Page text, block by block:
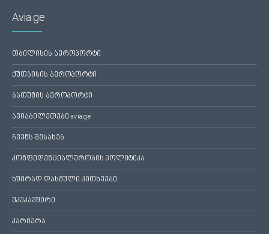
Avia.ge
თბილისის აეროპორტი
ქუთაისის აეროპორტი
ბათუმის აეროპორტი
ავიაბილეთები avia.ge
ჩვენს შესახებ
კონფიდენციალურობის პოლიტიკა
ხშირად დასმული კითხვები
უკუკავშირი
კარიერა